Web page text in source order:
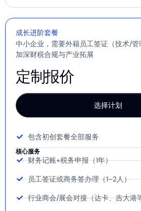
成长进阶套餐
中小企业，需要外籍员工签证（技术/
加深财税合规与产业拓展
定制报价
选择计划
包含初创套餐全部服务
核心服务
财务记账+税务申报（1年）
员工签证或商务签办理（1–2人）
行业商会/展会对接（达卡、吉大港